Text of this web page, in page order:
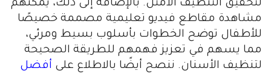
لتحقيق التنظيف الأمثل. بالإضافة إلى ذلك، يمكنهم
مشاهدة مقاطع فيديو تعليمية مصممة خصيصًا
للأطفال توضح الخطوات بأسلوب بسيط ومرئي،
مما يسهم في تعزيز فهمهم للطريقة الصحيحة
لتنظيف الأسنان. ننصح أيضًا بالاطلاع على أفضل